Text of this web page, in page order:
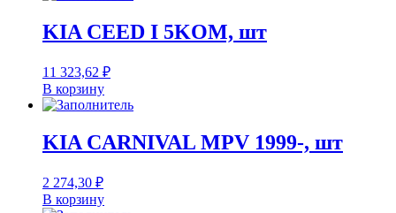
KIA CEED I 5KOM, шт
11 323,62 ₽
В корзину
KIA CARNIVAL MPV 1999-, шт
2 274,30 ₽
В корзину